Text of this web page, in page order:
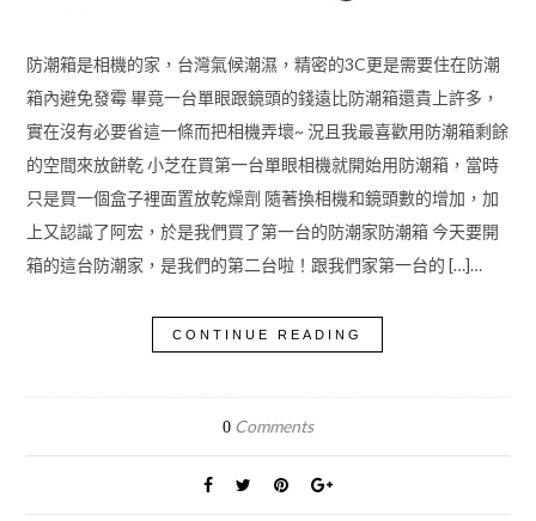
防潮箱是相機的家，台灣氣候潮濕，精密的3C更是需要住在防潮
箱內避免發霉 畢竟一台單眼跟鏡頭的錢遠比防潮箱還貴上許多，
實在沒有必要省這一條而把相機弄壞~ 況且我最喜歡用防潮箱剩餘
的空間來放餅乾 小芝在買第一台單眼相機就開始用防潮箱，當時
只是買一個盒子裡面置放乾燥劑 隨著換相機和鏡頭數的增加，加
上又認識了阿宏，於是我們買了第一台的防潮家防潮箱 今天要開
箱的這台防潮家，是我們的第二台啦！跟我們家第一台的 […]…
CONTINUE READING
0Comments